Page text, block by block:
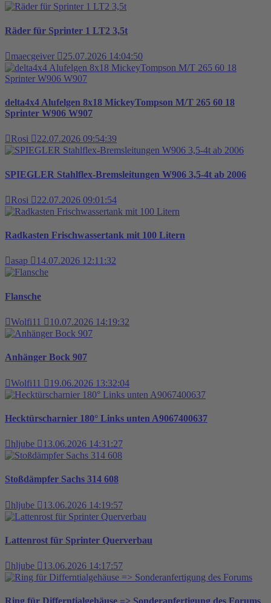
Räder für Sprinter 1 LT2 3,5t
maecgeiver 25.07.2026 14:04:50
delta4x4 Alufelgen 8x18 MickeyTompson M/T 265 60 18
Sprinter W906 W907
Rosi 22.07.2026 09:54:39
SPIEGLER Stahlflex-Bremsleitungen W906 3,5-4t ab 2006
Rosi 22.07.2026 09:01:54
Radkasten Frischwassertank mit 100 Litern
asap 14.07.2026 12:11:32
Flansche
Wolfi11 10.07.2026 14:19:32
Anhänger Bock 907
Wolfi11 19.06.2026 13:32:04
Hecktürscharnier 180° Links unten A9067400637
hljube 13.06.2026 14:31:27
Stoßdämpfer Sachs 314 608
hljube 13.06.2026 14:19:57
Lattenrost für Sprinter Querverbau
hljube 13.06.2026 14:17:57